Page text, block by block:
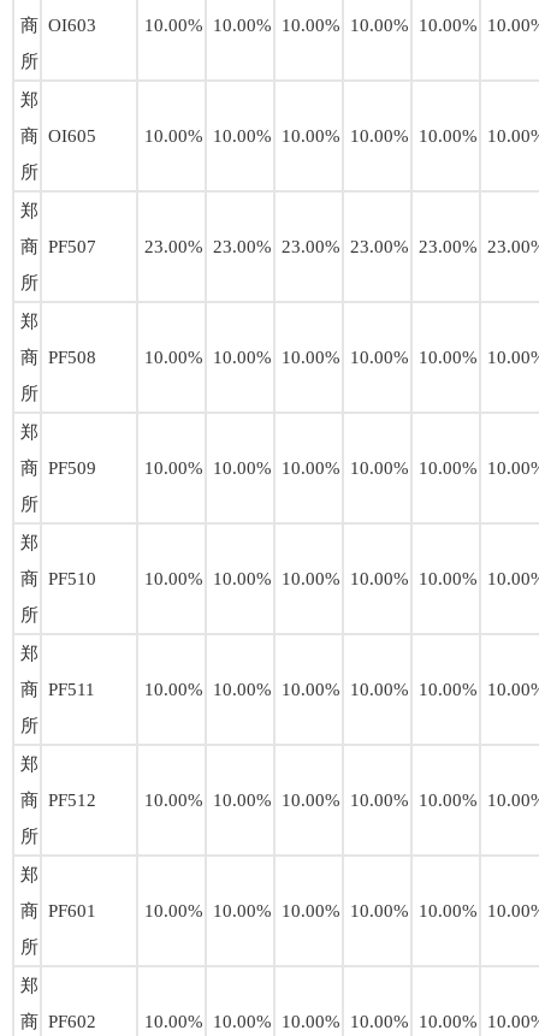
商
所
OI603 10.00% 10.00% 10.00% 10.00% 10.00%
郑
商
所
OI605 10.00% 10.00% 10.00% 10.00% 10.00%
郑
商
所
PF507 23.00% 23.00% 23.00% 23.00% 23.00%
郑
商
所
PF508 10.00% 10.00% 10.00% 10.00% 10.00%
郑
商
所
PF509 10.00% 10.00% 10.00% 10.00% 10.00%
郑
商
所
PF510 10.00% 10.00% 10.00% 10.00% 10.00%
郑
商
所
PF511 10.00% 10.00% 10.00% 10.00% 10.00%
郑
商
所
PF512 10.00% 10.00% 10.00% 10.00% 10.00%
郑
商
所
PF601 10.00% 10.00% 10.00% 10.00% 10.00%
郑
商 PF602 10.00% 10.00% 10.00% 10.00% 10.00%